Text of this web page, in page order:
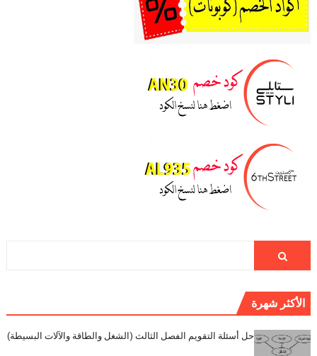
الأكثر شهرة
حل أسئلة التقويم الفصل الثالث (الشغل والطاقة والآلات البسيطة)